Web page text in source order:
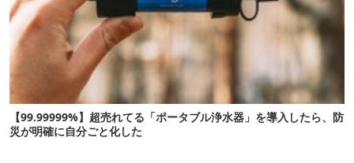
【99.99999%】超売れてる「ポータブル浄水器」を導入したら、防
災が明確に自分ごと化した